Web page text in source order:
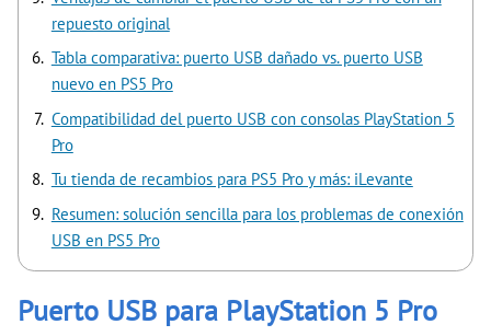
repuesto original
Tabla comparativa: puerto USB dañado vs. puerto USB
nuevo en PS5 Pro
Compatibilidad del puerto USB con consolas PlayStation 5
Pro
Tu tienda de recambios para PS5 Pro y más: iLevante
Resumen: solución sencilla para los problemas de conexión
USB en PS5 Pro
Puerto USB para PlayStation 5 Pro